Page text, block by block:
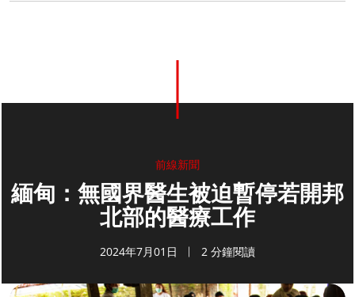
前線新聞
緬甸：無國界醫生被迫暫停若開邦
北部的醫療工作
2024年7月01日 2 分鐘閱讀